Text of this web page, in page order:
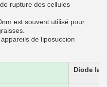
rupture des cellules
est souvent utilisé pour
de liposuccion
Diode